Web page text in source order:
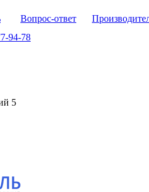
Вопрос-ответ
94-78
5